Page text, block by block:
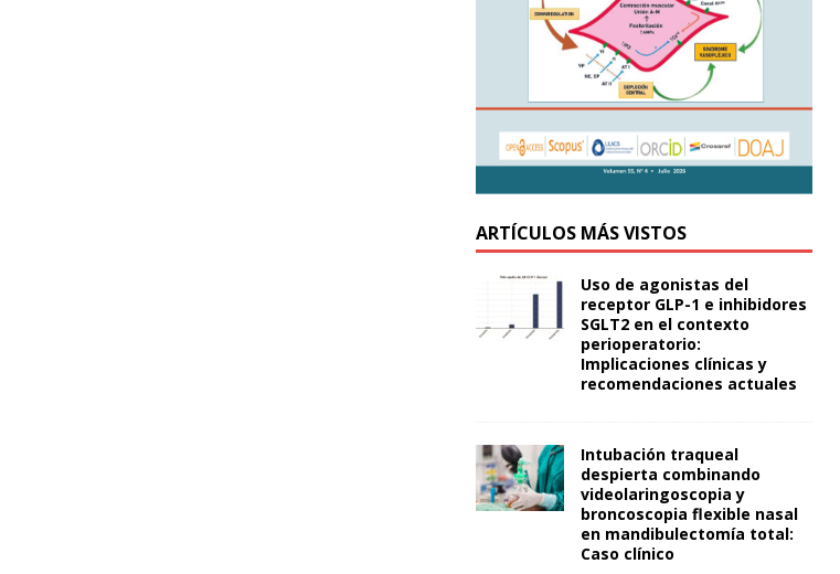
ARTÍCULOS MÁS VISTOS
Uso de agonistas del
receptor GLP-1 e inhibidores
SGLT2 en el contexto
perioperatorio:
Implicaciones clínicas y
recomendaciones actuales
Intubación traqueal
despierta combinando
videolaringoscopia y
broncoscopia flexible nasal
en mandibulectomía total:
Caso clínico